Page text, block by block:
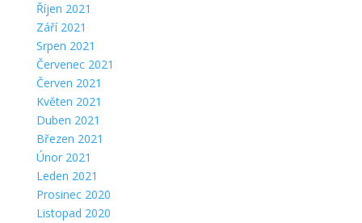
Říjen 2021
Září 2021
Srpen 2021
Červenec 2021
Červen 2021
Květen 2021
Duben 2021
Březen 2021
Únor 2021
Leden 2021
Prosinec 2020
Listopad 2020